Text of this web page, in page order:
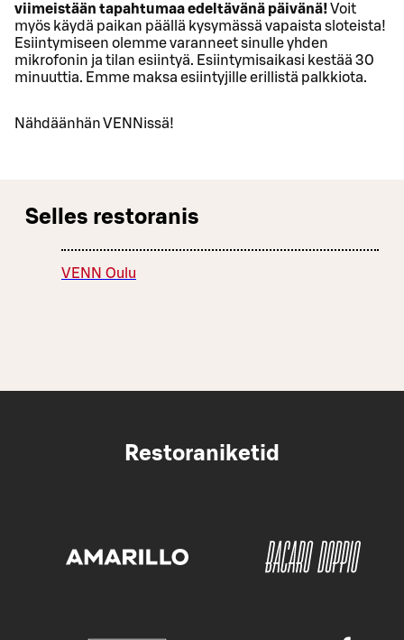
viimeistään tapahtumaa edeltävänä päivänä!Voit
myös käydä paikan päällä kysymässä vapaista sloteista!
Esiintymiseen olemme varanneet sinulle yhden
mikrofonin ja tilan esiintyä. Esiintymisaikasi kestää 30
minuuttia. Emme maksa esiintyjille erillistä palkkiota.
Nähdäänhän VENNissä!
Selles restoranis
VENN Oulu
Restoraniketid